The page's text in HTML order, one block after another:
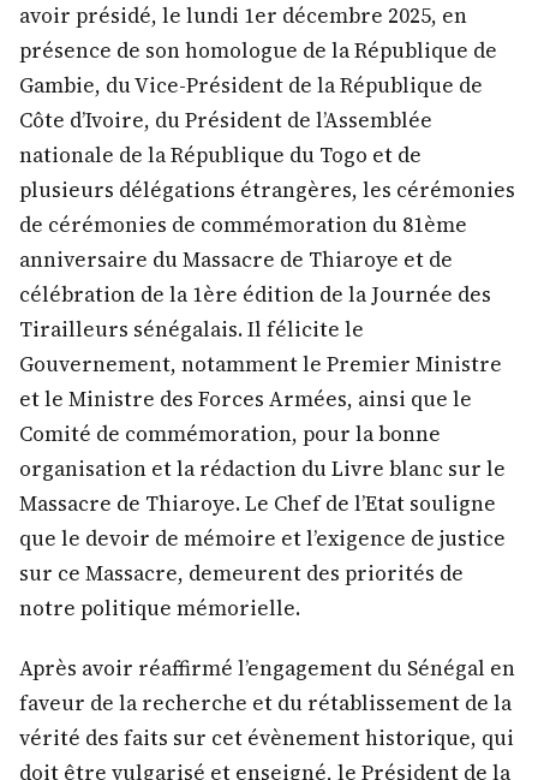
avoir présidé, le lundi 1er décembre 2025, en
présence de son homologue de la République de
Gambie, du Vice-Président de la République de
Côte d’Ivoire, du Président de l’Assemblée
nationale de la République du Togo et de
plusieurs délégations étrangères, les cérémonies
de cérémonies de commémoration du 81ème
anniversaire du Massacre de Thiaroye et de
célébration de la 1ère édition de la Journée des
Tirailleurs sénégalais. Il félicite le
Gouvernement, notamment le Premier Ministre
et le Ministre des Forces Armées, ainsi que le
Comité de commémoration, pour la bonne
organisation et la rédaction du Livre blanc sur le
Massacre de Thiaroye. Le Chef de l’Etat souligne
que le devoir de mémoire et l’exigence de justice
sur ce Massacre, demeurent des priorités de
notre politique mémorielle.
Après avoir réaffirmé l’engagement du Sénégal en
faveur de la recherche et du rétablissement de la
vérité des faits sur cet évènement historique, qui
doit être vulgarisé et enseigné, le Président de la